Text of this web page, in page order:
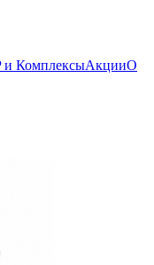
и КомплексыАкцииО